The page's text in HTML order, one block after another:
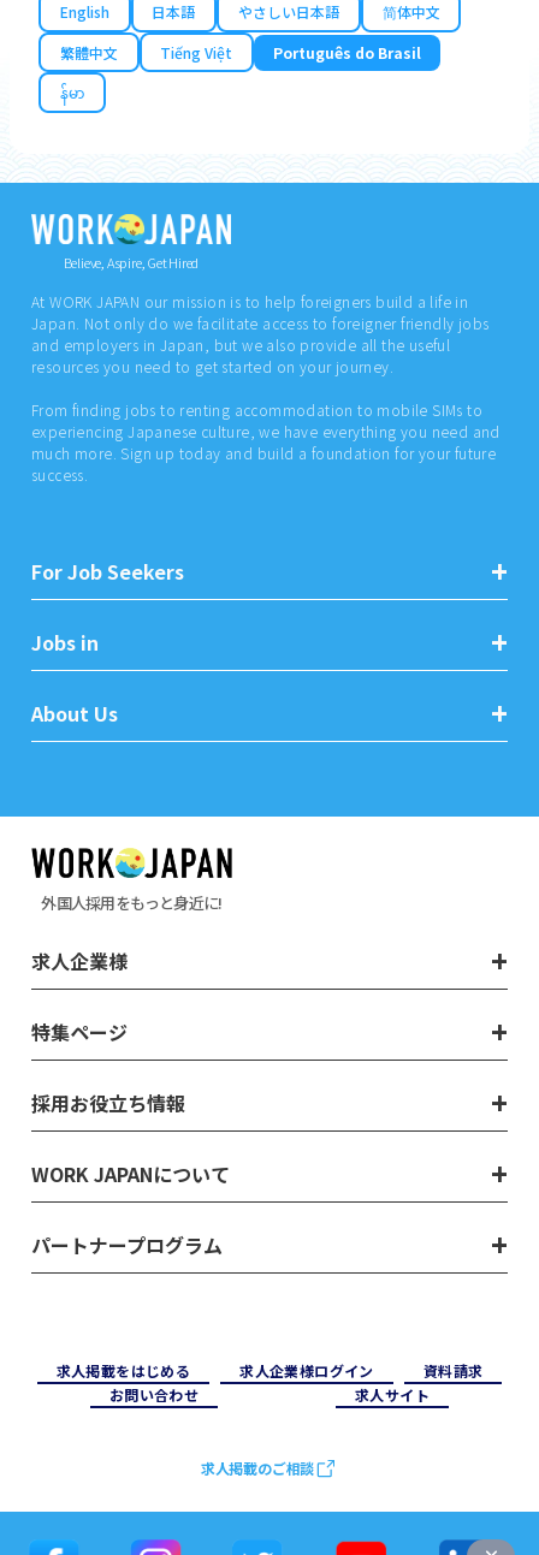
English 日本語 やさしい日本語
简体中文
繁體中文
Tiếng Việt
Português do Brasil
န်မာ
Believe, Aspire, Get Hired
At WORK JAPAN our mission is to help foreigners build a life in
Japan. Not only do we facilitate access to foreigner friendly jobs
and employers in Japan, but we also provide all the useful
resources you need to get started on your journey.
From finding jobs to renting accommodation to mobile SIMs to
experiencing Japanese culture, we have everything you need and
much more. Sign up today and build a foundation for your future
success.
For Job Seekers
Jobs in
About Us
外国人採用をもっと身近に!
求人企業様
特集ページ
採用お役立ち情報
WORK JAPANについて
パートナープログラム
求⼈掲載をはじめる 求⼈企業様ログイン
資料請求
お問い合わせ
求⼈サイト
求人掲載のご相談